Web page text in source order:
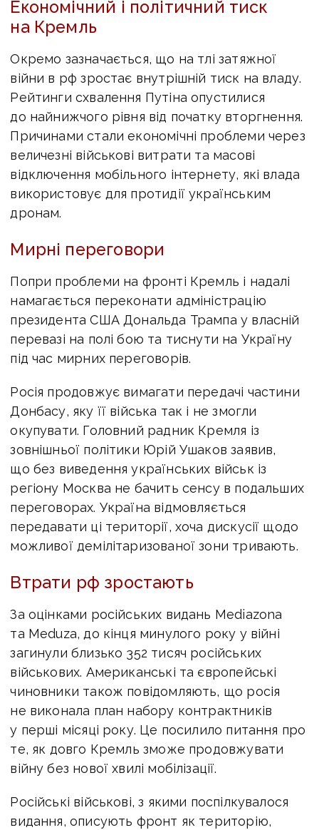
Економічний і політичний тиск
на Кремль
Окремо зазначається, що на тлі затяжної
війни в рф зростає внутрішній тиск на владу.
Рейтинги схвалення Путіна опустилися
до найнижчого рівня від початку вторгнення.
Причинами стали економічні проблеми через
величезні військові витрати та масові
відключення мобільного інтернету, які влада
використовує для протидії українським
дронам.
Мирні переговори
Попри проблеми на фронті Кремль і надалі
намагається переконати адміністрацію
президента США Дональда Трампа у власній
перевазі на полі бою та тиснути на Україну
під час мирних переговорів.
Росія продовжує вимагати передачі частини
Донбасу, яку її війська так і не змогли
окупувати. Головний радник Кремля із
зовнішньої політики Юрій Ушаков заявив,
що без виведення українських військ із
регіону Москва не бачить сенсу в подальших
переговорах. Україна відмовляється
передавати ці території, хоча дискусії щодо
можливої демілітаризованої зони тривають.
Втрати рф зростають
За оцінками російських видань Mediazona
та Meduza, до кінця минулого року у війні
загинули близько 352 тисяч російських
військових. Американські та європейські
чиновники також повідомляють, що росія
не виконала план набору контрактників
у перші місяці року. Це посилило питання про
те, як довго Кремль зможе продовжувати
війну без нової хвилі мобілізації.
Російські військові, з якими поспілкувалося
видання, описують фронт як територію,